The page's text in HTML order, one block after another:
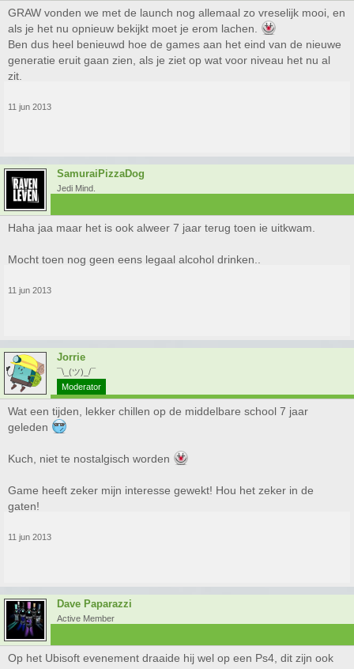
GRAW vonden we met de launch nog allemaal zo vreselijk mooi, en
als je het nu opnieuw bekijkt moet je erom lachen.
Ben dus heel benieuwd hoe de games aan het eind van de nieuwe
generatie eruit gaan zien, als je ziet op wat voor niveau het nu al
zit.
11 jun 2013
SamuraiPizzaDog
Jedi Mind.
Haha jaa maar het is ook alweer 7 jaar terug toen ie uitkwam.
Mocht toen nog geen eens legaal alcohol drinken..
11 jun 2013
Jorrie
¯\_(ツ)_/¯
Moderator
Wat een tijden, lekker chillen op de middelbare school 7 jaar
geleden
Kuch, niet te nostalgisch worden
Game heeft zeker mijn interesse gewekt! Hou het zeker in de
gaten!
11 jun 2013
Dave Paparazzi
Active Member
Op het Ubisoft evenement draaide hij wel op een Ps4, dit zijn ook